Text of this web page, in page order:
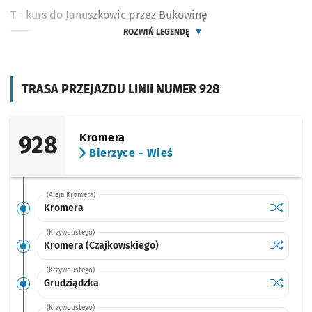
TRASA PRZEJAZDU LINII NUMER 928
928
Kromera
Bierzyce - Wieś
(Aleja Kromera)
Kromera Sprawdź
Kromera
(Krzywoustego)
Kromera (Czajkowskiego) Sprawdź
Kromera
(Krzywoustego)
Grudziądzka Sprawdź
(Krzywoustego)
T - kurs do Januszkowic przez Bukowinę
ROZWIŃ LEGENDĘ